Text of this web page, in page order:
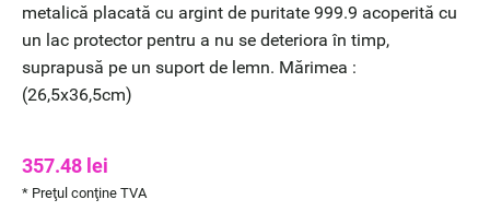
metalică placată cu argint de puritate 999.9 acoperită cu
un lac protector pentru a nu se deteriora în timp,
suprapusă pe un suport de lemn. Mărimea :
(26,5x36,5cm)
357.48 lei
* Preţul conţine TVA